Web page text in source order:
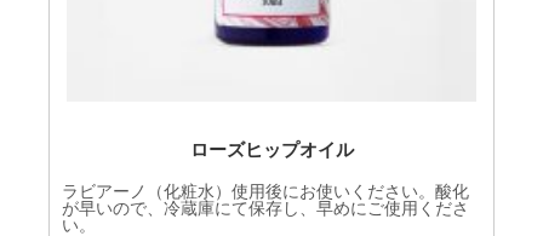
ローズヒップオイル
ラビアーノ（化粧水）使用後にお使いください。酸化
が早いので、冷蔵庫にて保存し、早めにご使用くださ
い。